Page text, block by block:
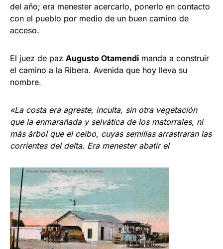
del año; era menester acercarlo, ponerlo en contacto
con el pueblo por medio de un buen camino de
acceso.
El juez de paz Augusto Otamendi manda a construir
el camino a la Ribera. Avenida que hoy lleva su
nombre.
«La costa era agreste, inculta, sin otra vegetación
que la enmarañada y selvática de los matorrales, ni
más árbol que el ceibo, cuyas semillas arrastraran las
corrientes del delta. Era menester abatir el